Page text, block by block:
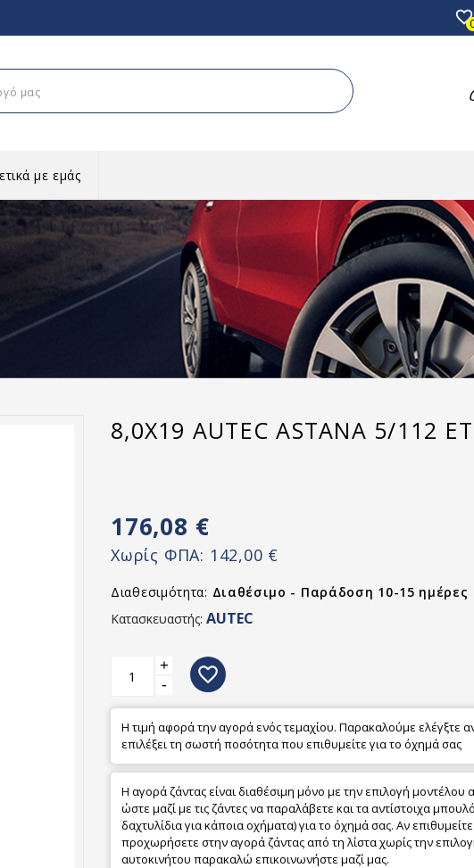
favorite_border
με εμάς
8,0X19 AUTEC ASTANA 5/112
176,08 €
Χωρίς ΦΠΑ: 142,00 €
Διαθεσιμότητα: Διαθέσιμο - Παράδοση 10-15 ημέρες
Κατασκευαστής: AUTEC
+
-
favorite_border
Η τιμή αφορά την αγορά ενός τεμαχίου. Παρακαλούμε ελέγξτε
επιλέξει τη σωστή ποσότητα που επιθυμείτε για το όχημά σας
Η αγορά ζάντας είναι διαθέσιμη μόνο με την επιλογή μοντέλου
ώστε μαζί με τις ζάντες να παραλάβετε και τα αντίστοιχα
δαχτυλίδια για κάποια οχήματα) για το όχημά σας. Αν
προχωρήσετε στην αγορά ζάντας από τη λίστα χωρίς την
αυτοκινήτου παρακαλώ επικοινωνήστε μαζί μας.